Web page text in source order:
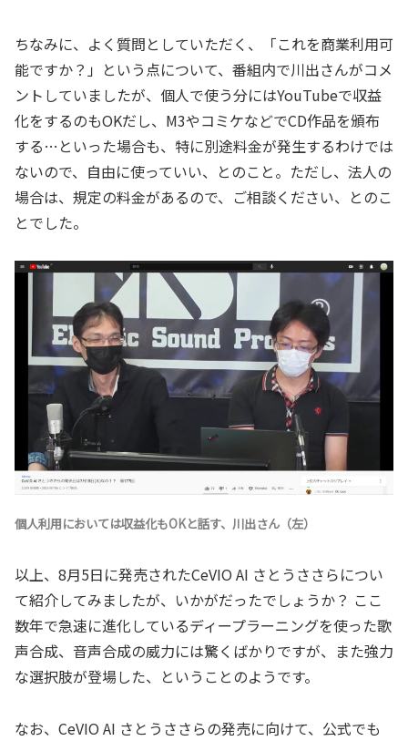
ちなみに、よく質問としていただく、「これを商業利用可
能ですか？」という点について、番組内で川出さんがコメ
ントしていましたが、個人で使う分にはYouTubeで収益
化をするのもOKだし、M3やコミケなどでCD作品を頒布
する…といった場合も、特に別途料金が発生するわけでは
ないので、自由に使っていい、とのこと。ただし、法人の
場合は、規定の料金があるので、ご相談ください、とのこ
とでした。
個人利用においては収益化もOKと話す、川出さん（左）
以上、8月5日に発売されたCeVIO AI さとうささらについ
て紹介してみましたが、いかがだったでしょうか？ ここ
数年で急速に進化しているディープラーニングを使った歌
声合成、音声合成の威力には驚くばかりですが、また強力
な選択肢が登場した、ということのようです。
なお、CeVIO AI さとうささらの発売に向けて、公式でも